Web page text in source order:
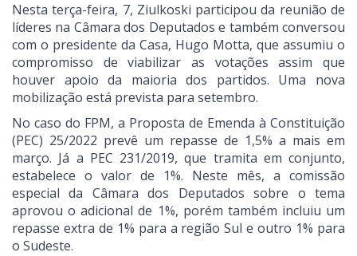
Nesta terça-feira, 7, Ziulkoski participou da reunião de
líderes na Câmara dos Deputados e também conversou
com o presidente da Casa, Hugo Motta, que assumiu o
compromisso de viabilizar as votações assim que
houver apoio da maioria dos partidos. Uma nova
mobilização está prevista para setembro.
No caso do FPM, a Proposta de Emenda à Constituição
(PEC) 25/2022 prevê um repasse de 1,5% a mais em
março. Já a PEC 231/2019, que tramita em conjunto,
estabelece o valor de 1%. Neste mês, a comissão
especial da Câmara dos Deputados sobre o tema
aprovou o adicional de 1%, porém também incluiu um
repasse extra de 1% para a região Sul e outro 1% para
o Sudeste.